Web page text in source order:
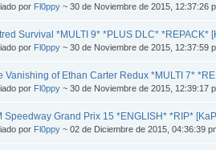
por Fl0ppy ~ 30 de Noviembre de 2015, 12:37:26
Survival *MULTI 9* *PLUS DLC* *REPACK*
por Fl0ppy ~ 30 de Noviembre de 2015, 12:37:59
Vanishing of Ethan Carter Redux *MULTI 7*
por Fl0ppy ~ 30 de Noviembre de 2015, 12:39:17
Speedway Grand Prix 15 *ENGLISH* *RIP*
por Fl0ppy ~ 02 de Diciembre de 2015, 04:36:39